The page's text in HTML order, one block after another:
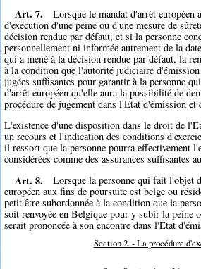
Art. 7.
Lorsque le mandat d'arrêt européen
d'exécution d'une peine ou d'une mesure de
décision rendue par défaut, et si la personne
personnellement ni informée autrement de la
qui a mené à la décision rendue par défaut, la
à la condition que l'autorité judiciaire d'émission
jugées suffisantes pour garantir à la personne
d'arrêt européen qu'elle aura la possibilité de
procédure de jugement dans l'Etat d'émission et
L'existence d'une disposition dans le droit de
un recours et l'indication des conditions
il ressort que la personne pourra effectivement
considérées comme des assurances suffisantes
Art. 8.
Lorsque la personne qui fait l'objet
européen aux fins de poursuite est belge ou
petit être subordonnée à la condition que la
soit renvoyée en Belgique pour y subir la peine
serait prononcée à son encontre dans l'Etat
Section 2. - La procédure